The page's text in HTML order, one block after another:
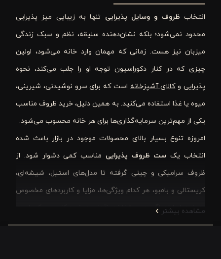
انتخاب ظروف و وسایل پذیرایی تنها به زیبایی میز پذیرایی
محدود نمی‌شود؛ بلکه نشان‌دهنده سلیقه، نظم و سبک زندگی
میزبان نیز هست. زمانی که مهمان وارد خانه می‌شود، اولین
چیزی که در کنار دکوراسیون توجه او را جلب می‌کند، نحوه
پذیرایی وکالای آشپزخانه است که برای سرو نوشیدنی، شیرینی،
میوه یا غذا استفاده می‌کنید. به همین دلیل، خرید ظروف مناسب
یکی از مهم‌ترین سرمایه‌گذاری‌ها برای هر خانه محسوب می‌شود.
امروزه تنوع بسیار بالای محصولات موجود در بازار باعث شده
انتخاب یک ست ظروف پذیرایی مناسب کمی دشوار شود. از
ظروف سرامیکی و چینی گرفته تا مدل‌های استیل، شیشه‌ای،
کریستالی و بامبو، هر کدام ویژگی‌ها، مزایا و کاربردهای مخصوص
به خود را دارند. اگر بدون شناخت اقدام به خرید کنید، ممکن است
محصولی انتخاب کنید که با نیاز، دکوراسیون یا بودجه شما
مشاهده بیشتر